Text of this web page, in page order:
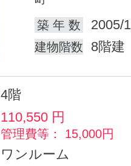
築 年 数
2005/
建物階数 8階建
4階
110,550 円
管理費等： 15,000円
ワンルーム